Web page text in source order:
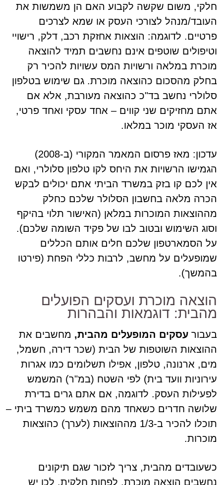
חלקי, משום שקשה לקבוע האם הן משמשות את
העובד/מנהל לצורכי העסק או שמא לצרכים
פרטיים. לדוגמה: הוצאות אחזקת רכב, דלק, רישויי
וטיפולים שוטפים אינם נחשבים תמיד להוצאה
מוכרת במלאה ורשויות המס עשויות להכיר רק
בחלק מהסכום כהוצאה מוכרת. גם שימוש בטלפון
סלולרי נחשב בד"כ כהוצאה מעורבת, אלא אם
אתם מחזיקים שני קווים – אחד עסקי ואחד פרטי,
אז העסקי מוכר במלאו.
עדכון: מאז פרסום המאמר המקורי (ב-2008)
הגמישו הרשויות את היחס לקו טלפון סלולרי, ואם
אין לכם קו בזק במשרד הביתי אתם יכולים לבקש
הכרה מלאה בחשבון הסלולר שלכם כחלק
מההוצאות המוכרות במלאן (האישור תלוי בהיקף
וסוג השימוש ובטוב לבו של פקיד השומה שלכם).
על הסמארטפון שלכם חלים אותם הכללים
שמופעלים על מחשב, לרבות כללי הפחת (פירטו
בהמשך).
הוצאה מוכרת ועסקים הפועלים
מהבית: דוגמאות והבהרות
בעבור עסקים המופעלים מהבית, מחשבים את
ההוצאות השוטפות של הבית (שכר דירה, חשמל,
מים, ארנונה, טלפון, אפילו תשלומים כמו אגרות
עירוניות וועד בית) לפי השטח (במ"ר) המשמש
לפעילות העסק. לדוגמה, אם אתם גרים בדירת
שלושה חדרים כשאחד מהם משמש כמשרד ביתי –
תוכלו להכיר ב-1/3 מההוצאות (לערך) כהוצאות
מוכרות.
כשעובדים מהבית, צריך לזכור שגם תיקונים
נחשבים הוצאה מוכרת, לפחות חלקית. לכן יש